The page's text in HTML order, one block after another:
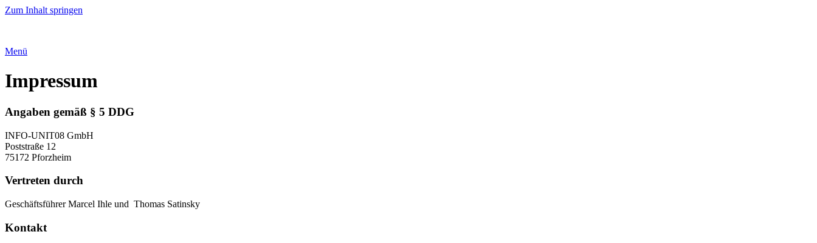
Zum Inhalt springen
Menü
Impressum
Angaben gemäß § 5 DDG
INFO-UNIT08 GmbH
Poststraße 12
75172 Pforzheim
Vertreten durch
Geschäftsführer Marcel Ihle und Thomas Satinsky
Kontakt